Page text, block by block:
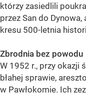
którzy zasiedlili
przez San do
kresu 500-letnia
Zbrodnia bez powodu
W 1952 r., przy okazji
błahej sprawie,
w Pawłokomie. Ich